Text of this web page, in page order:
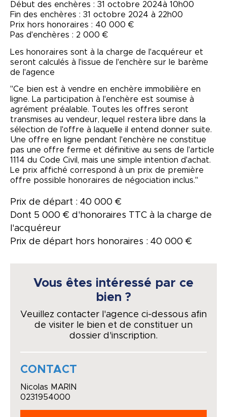
Début des enchères : 31 octobre 2024à 10h00
Fin des enchères : 31 octobre 2024 à 22h00
Prix hors honoraires : 40 000 €
Pas d'enchères : 2 000 €
Les honoraires sont à la charge de l'acquéreur et
seront calculés à l'issue de l'enchère sur le barème
de l'agence
"Ce bien est à vendre en enchère immobilière en
ligne. La participation à l'enchère est soumise à
agrément préalable. Toutes les offres seront
transmises au vendeur, lequel restera libre dans la
sélection de l'offre à laquelle il entend donner suite.
Une offre en ligne pendant l'enchère ne constitue
pas une offre ferme et définitive au sens de l'article
1114 du Code Civil, mais une simple intention d'achat.
Le prix affiché correspond à un prix de première
offre possible honoraires de négociation inclus."
Prix de départ : 40 000 €
Dont 5 000 € d'honoraires TTC à la charge de
l'acquéreur
Prix de départ hors honoraires : 40 000 €
Vous êtes intéressé par ce
bien ?
Veuillez contacter l'agence ci-dessous afin
de visiter le bien et de constituer un
dossier d'inscription.
CONTACT
Nicolas MARIN
0231954000